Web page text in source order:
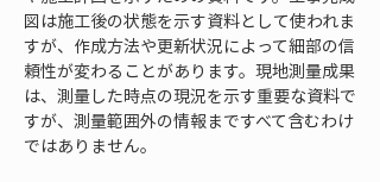
図は施工後の状態を示す資料として使われま
すが、作成方法や更新状況によって細部の信
頼性が変わることがあります。現地測量成果
は、測量した時点の現況を示す重要な資料で
すが、測量範囲外の情報まですべて含むわけ
ではありません。